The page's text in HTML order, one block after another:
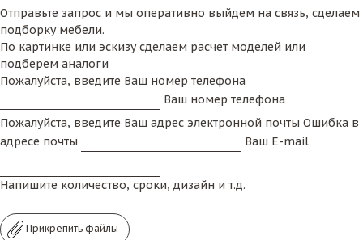
Отправьте запрос и мы оперативно выйдем на связь, сделаем
подборку мебели.
По картинке или эскизу сделаем расчет моделей или
подберем аналоги
Пожалуйста, введите Ваш номер телефона
Ваш номер телефона
Пожалуйста, введите Ваш адрес электронной почты Ошибка в
адресе почты
Ваш E-mail
Напишите количество, сроки, дизайн и т.д.
Прикрепить файлы